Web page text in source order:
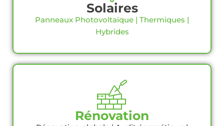
Solaires
Panneaux Photovoltaïque | Thermiques |
Hybrides
Rénovation